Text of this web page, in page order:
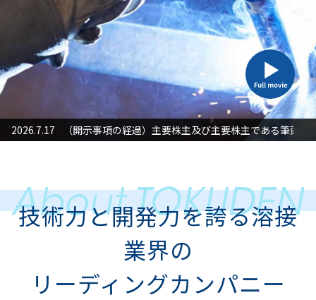
対応」に関するお知らせ
2026.7.17 （開示事項の経過）主要株主及び主要株主である筆頭
技術力と開発力を誇る溶接
業界の
リーディングカンパニー